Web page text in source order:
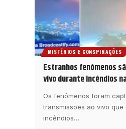
MISTÉRIOS E CONSPIRAÇÕES
Estranhos fenômenos
vivo durante incêndios
Os fenômenos foram
transmissões ao vivo que
incêndios…